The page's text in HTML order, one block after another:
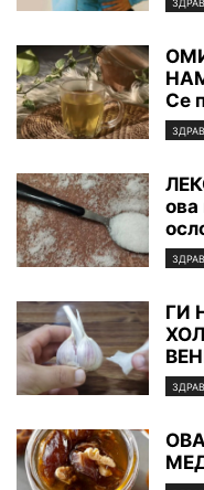
Се
ова
ГИ